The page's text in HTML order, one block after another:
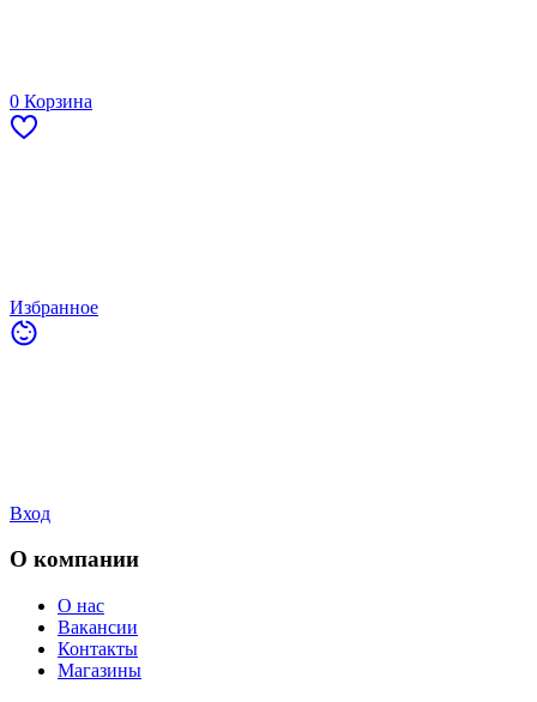
0 Корзина
Избранное
Вход
О компании
О нас
Вакансии
Контакты
Магазины